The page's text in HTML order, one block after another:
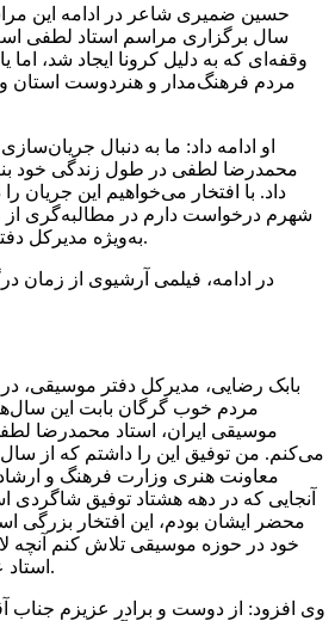
حسین ضمیری شاعر در ادامه این
سال برگزاری مراسم استاد لطفی
وقفه‌ای که به دلیل کرونا ایجاد شد، اما
مردم فرهنگ‌مدار و هنر‌دوست استان
او ادامه داد: ما به دنبال
محمدرضا لطفی در طول زندگی خود
داد. با افتخار می‌خواهیم این جریان را
شهرم درخواست دارم در مطالبه‌گری
به‌ویژه مدیرکل دفتر موسیقی، همراهی کنند.
در ادامه، فیلمی آرشیوی از زمان
بابک رضایی، مدیرکل دفتر موسیقی،
مردم خوب گرگان بابت این
موسیقی ایران، استاد محمدرضا
می‌کنم. من توفیق این را داشتم که از
معاونت هنری وزارت فرهنگ و
آنجایی که در دهه هشتاد توفیق شاگردی
محضر ایشان بودم، این افتخار بزرگی
خود در حوزه موسیقی تلاش کنم آنچه
استاد عزیز است، تحقق پیدا کند.
وی افزود: از دوست و برادر عزیزم جناب